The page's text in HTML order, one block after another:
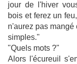
jour de l'hiver
bois et ferez un
n'aurez pas
simples."
"Quels mots ?"
Alors l'écureuil